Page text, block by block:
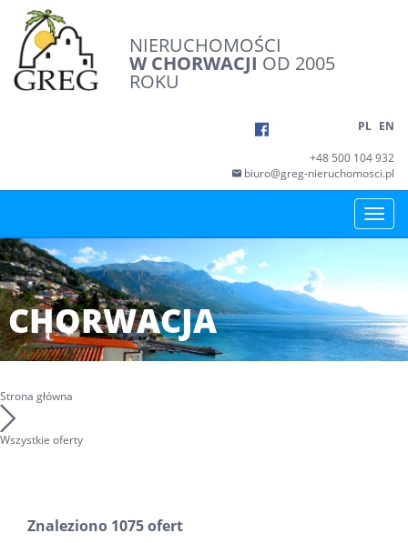
NIERUCHOMOŚCI
W CHORWACJI OD 2005
ROKU
PL EN
+48 500 104 932
biuro@greg-nieruchomosci.pl
Toggle
CHORWACJA
Strona główna
Wszystkie oferty
Znaleziono 1075 ofert